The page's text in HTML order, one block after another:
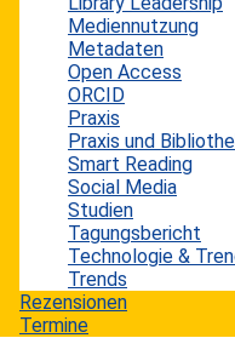
Mediennutzung
Metadaten
Open Access
ORCID
Praxis
Praxis und
Smart Reading
Social Media
Studien
Tagungsbericht
Technologie &
Trends
Rezensionen
Termine
In dieser Datenbank
Factor (JIF)
Zeitschriften
bzw. Ranglisten
Fachgebiete
JIF – sie beinhalten
häufig zitiert worden